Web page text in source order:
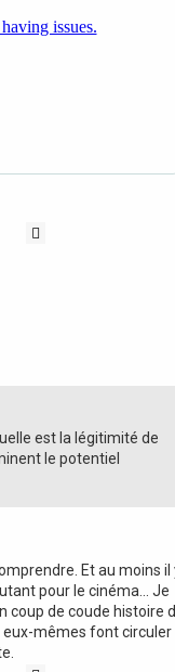
est la légitimité de
le potentiel
Et au moins il
pour le cinéma... Je
coup de coude histoire
eux-mêmes font circuler